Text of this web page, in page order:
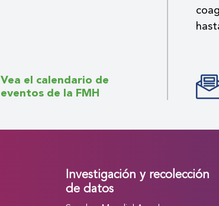
Vea el calendario de
eventos de la FMH
Investigación y recolección
de datos